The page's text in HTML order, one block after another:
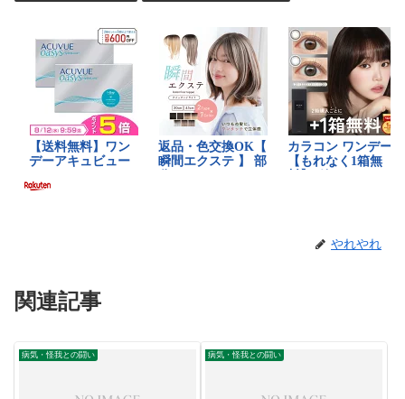
やれやれ
関連記事
病気・怪我との闘い 病気・怪我との闘い